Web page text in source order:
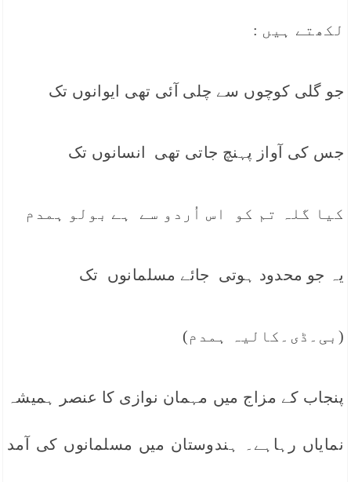
لکھتے ہیں :
جو گلی کوچوں سے چلی آئی تھی ایوانوں تک
جس کی آواز پہنچ جاتی تھی انسانوں تک
کیا گلہ تم کو اس اُردو سے ہے بولو ہمدم
یہ جو محدود ہوتی جائے مسلمانوں تک
(بی۔ڈی۔کالیہ ہمدم)
پنجاب کے مزاج میں مہمان نوازی کا عنصر ہمیشہ
نمایاں رہاہے۔ ہندوستان میں مسلمانوں کی آمد